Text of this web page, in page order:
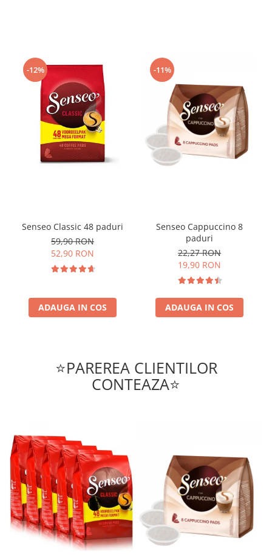
-12%
Senseo Classic 48 paduri
59,90 RON
52,90 RON
ADAUGA IN COS
-11%
Senseo Cappuccino 8
paduri
22,27 RON
19,90 RON
ADAUGA IN COS
⭐PAREREA CLIENTILOR
CONTEAZA⭐